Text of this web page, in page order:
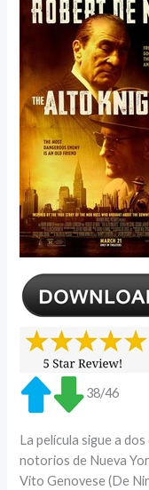
38/46
La película sigue a
notorios de Nueva
Vito Genovese (De